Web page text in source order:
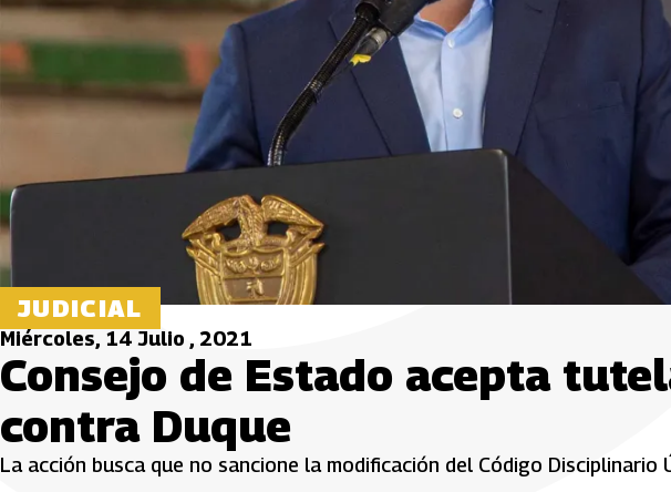
JUDICIAL
Miércoles, 14 Julio , 2021
Consejo de Estado acepta
contra Duque
La acción busca que no sancione la modificación del Código Disciplinario